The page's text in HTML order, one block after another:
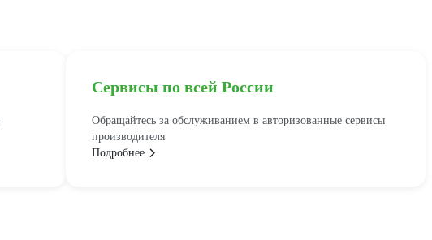
Сервисы по всей России
Обращайтесь за обслуживанием в авторизованные сервисы
производителя
Подробнее